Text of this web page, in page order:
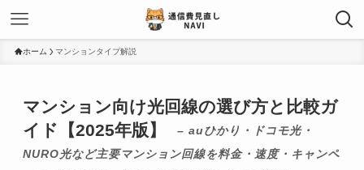
ホーム マンションタイプ解説
マンション向け光回線の選び方と比較ガ
イド【2025年版】
– auひかり・ドコモ光・
NURO光など主要マンション回線を料金・速度・キャンペ